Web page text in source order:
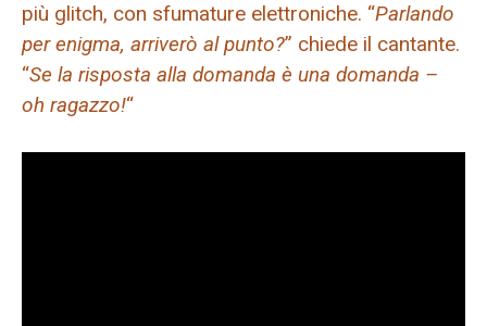
più glitch, con sfumature elettroniche. “Parlando
per enigma, arriverò al punto?” chiede il cantante.
“Se la risposta alla domanda è una domanda –
oh ragazzo!“